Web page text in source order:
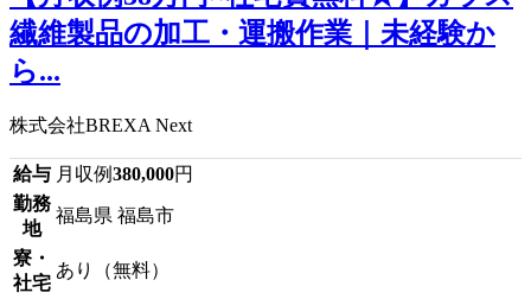
繊維製品の加工・運搬作業｜未経験か
ら...
株式会社BREXA Next
給与 月収例380,000円
勤務
地
福島県 福島市
寮・
社宅
あり（無料）